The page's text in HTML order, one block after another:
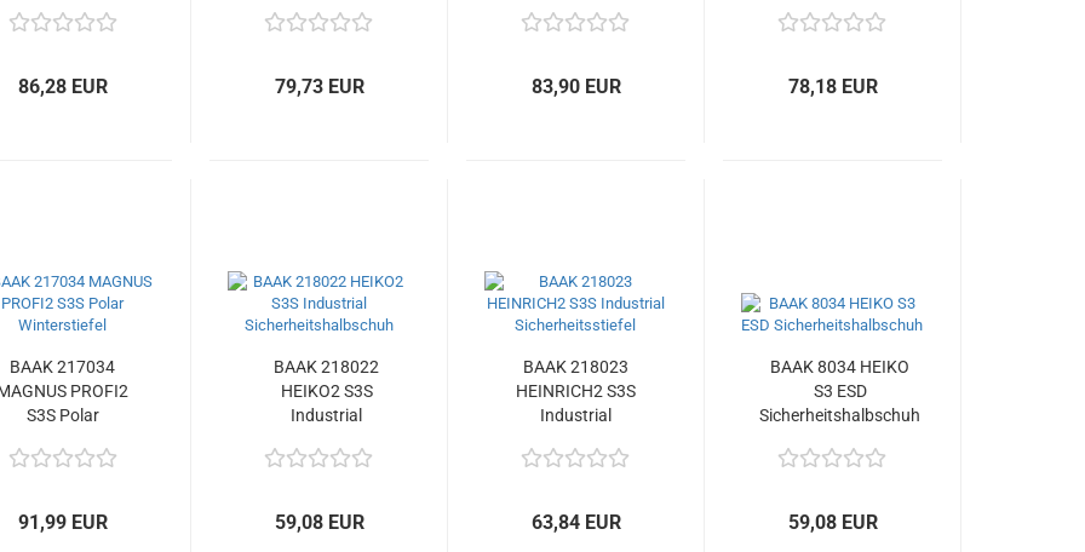
86,28 EUR 79,73 EUR 83,90 EUR 78,18 EUR
BAAK 217034
PROFI2
S3S Polar
91,99 EUR
BAAK 218022
HEIKO2 S3S
Industrial
59,08 EUR
BAAK 218023
HEINRICH2 S3S
Industrial
63,84 EUR
BAAK 8034 HEIKO
S3 ESD
Sicherheitshalbschuh
59,08 EUR